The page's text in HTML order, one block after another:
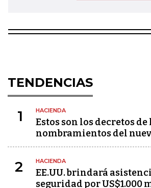
TENDENCIAS
1 HACIENDA
Estos son los decretos
nombramientos del
2 HACIENDA
EE.UU. brindará
seguridad por US$1.000